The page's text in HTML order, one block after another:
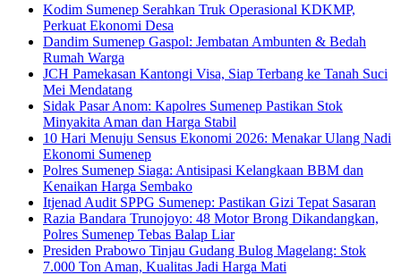
Kodim Sumenep Serahkan Truk Operasional KDKMP,
Perkuat Ekonomi Desa
Dandim Sumenep Gaspol: Jembatan Ambunten & Bedah
Rumah Warga
JCH Pamekasan Kantongi Visa, Siap Terbang ke Tanah Suci
Mei Mendatang
Sidak Pasar Anom: Kapolres Sumenep Pastikan Stok
Minyakita Aman dan Harga Stabil
10 Hari Menuju Sensus Ekonomi 2026: Menakar Ulang Nadi
Ekonomi Sumenep
Polres Sumenep Siaga: Antisipasi Kelangkaan BBM dan
Kenaikan Harga Sembako
Itjenad Audit SPPG Sumenep: Pastikan Gizi Tepat Sasaran
Razia Bandara Trunojoyo: 48 Motor Brong Dikandangkan,
Polres Sumenep Tebas Balap Liar
Presiden Prabowo Tinjau Gudang Bulog Magelang: Stok
7.000 Ton Aman, Kualitas Jadi Harga Mati